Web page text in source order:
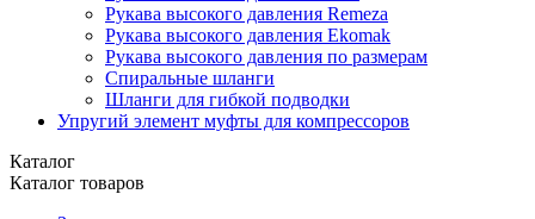
Рукава высокого давления Remeza
Рукава высокого давления Ekomak
Рукава высокого давления по размерам
Спиральные шланги
Шланги для гибкой подводки
Упругий элемент муфты для компрессоров
Каталог
Каталог товаров